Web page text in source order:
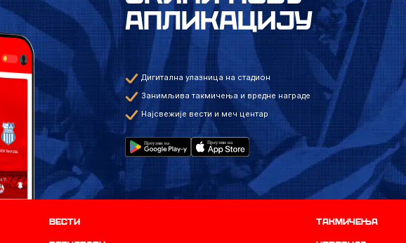
АПЛИКАЦИЈУ
Дигитална улазница на стадион
Занимљива такмичења и вредне награде
Најсвежије вести и меч центар
Вести Такмичења